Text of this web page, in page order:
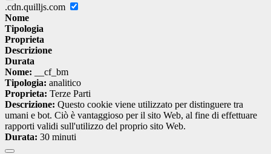
.cdn.quilljs.com
Nome
Tipologia
Proprieta
Descrizione
Durata
Nome: __cf_bm
Tipologia: analitico
Proprieta: Terze Parti
Descrizione: Questo cookie viene utilizzato per distinguere tra
umani e bot. Ciò è vantaggioso per il sito Web, al fine di effettuare
rapporti validi sull'utilizzo del proprio sito Web.
Durata: 30 minuti